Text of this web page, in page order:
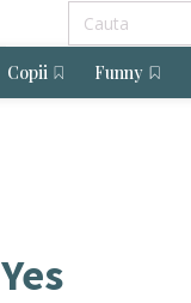
Copii Funny